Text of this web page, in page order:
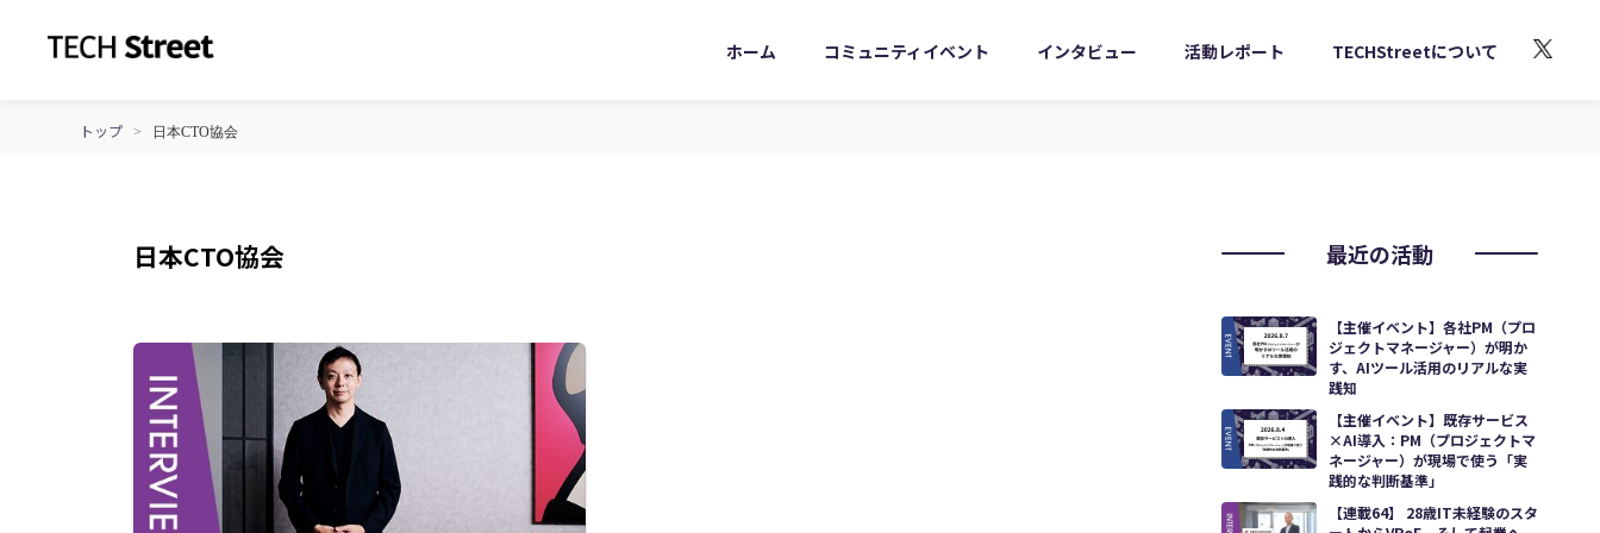
ホーム コミュニティイベント インタビュー 活動レポート TECHStreetについて
トップ > 日本CTO協会
日本CTO協会 最近の活動
【主催イベント】各社PM（プロ
ジェクトマネージャー）が明か
す、AIツール活用のリアルな実
践知
【主催イベント】既存サービス
×AI導入：PM（プロジェクトマ
ネージャー）が現場で使う「実
践的な判断基準」
【連載64】 28歳IT未経験のスタ